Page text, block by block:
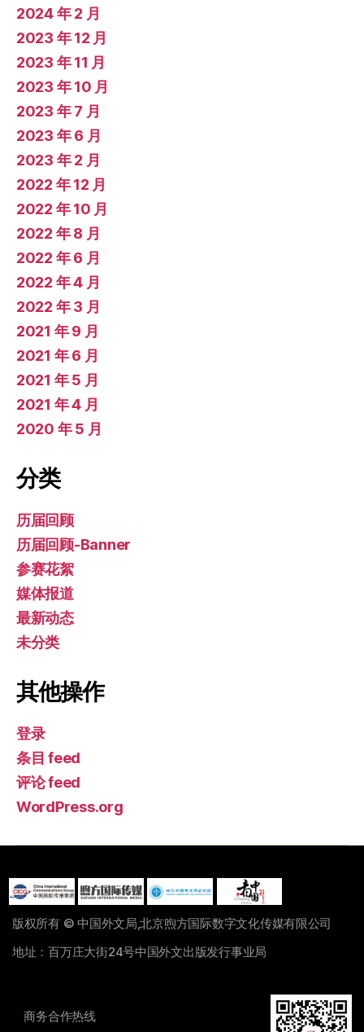
2024 年 2 月
2023 年 12 月
2023 年 11 月
2023 年 10 月
2023 年 7 月
2023 年 6 月
2023 年 2 月
2022 年 12 月
2022 年 10 月
2022 年 8 月
2022 年 6 月
2022 年 4 月
2022 年 3 月
2021 年 9 月
2021 年 6 月
2021 年 5 月
2021 年 4 月
2020 年 5 月
分类
历届回顾
历届回顾-Banner
参赛花絮
媒体报道
最新动态
未分类
其他操作
登录
条目 feed
评论 feed
WordPress.org
版权所有 © 中国外文局,北京煦方国际数字文化传媒有限公司
地址：百万庄大街24号中国外文出版发行事业局
商务合作热线